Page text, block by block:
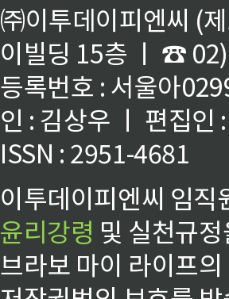
㈜이투데이피엔씨 (
이빌딩 15층 ㅣ ☎
등록번호 : 서울아
인 : 김상우 ㅣ 편집인
ISSN : 2951-4681
이투데이피엔씨 임
윤리강령 및 실천규
브라보 마이 라이프